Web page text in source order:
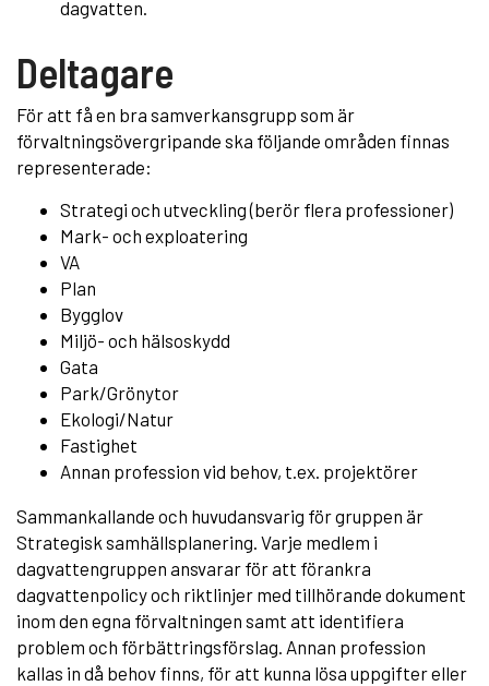
dagvatten.
Deltagare
För att få en bra samverkansgrupp som är
förvaltningsövergripande ska följande områden finnas
representerade:
Strategi och utveckling (berör flera professioner)
Mark- och exploatering
VA
Plan
Bygglov
Miljö- och hälsoskydd
Gata
Park/Grönytor
Ekologi/Natur
Fastighet
Annan profession vid behov, t.ex. projektörer
Sammankallande och huvudansvarig för gruppen är
Strategisk samhällsplanering. Varje medlem i
dagvattengruppen ansvarar för att förankra
dagvattenpolicy och riktlinjer med tillhörande dokument
inom den egna förvaltningen samt att identifiera
problem och förbättringsförslag. Annan profession
kallas in då behov finns, för att kunna lösa uppgifter eller